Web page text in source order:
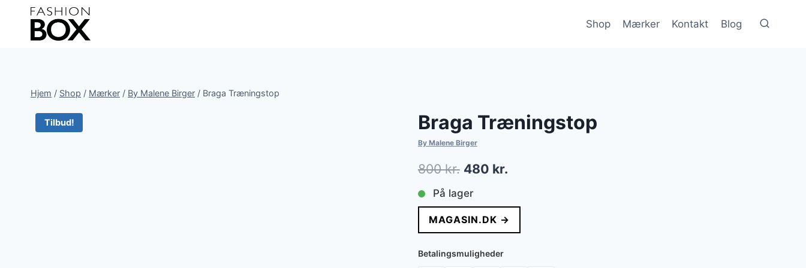
Fortsæt
indhold
Shop Mærker Kontakt Blog
Hjem / Shop / Mærker / By Malene Birger / Braga Træningstop
Tilbud! Braga Træningstop
By Malene Birger
800kr. Den
oprindelige
pris
var:
800 kr..
480 kr.Den
pris
er:
På lager
MAGASIN.DK →
Betalingsmuligheder